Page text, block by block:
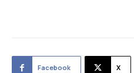
Facebook X